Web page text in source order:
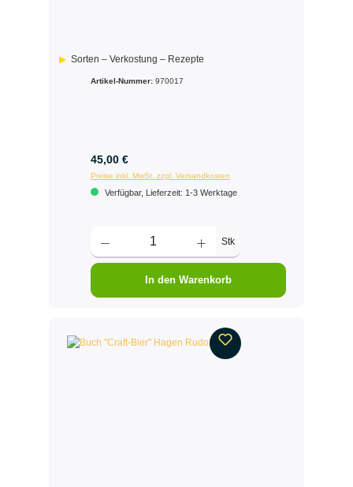
Sorten – Verkostung – Rezepte
Artikel-Nummer: 970017
45,00 €
Preise inkl. MwSt. zzgl. Versandkosten
Verfügbar, Lieferzeit: 1-3 Werktage
Stk
In den Warenkorb